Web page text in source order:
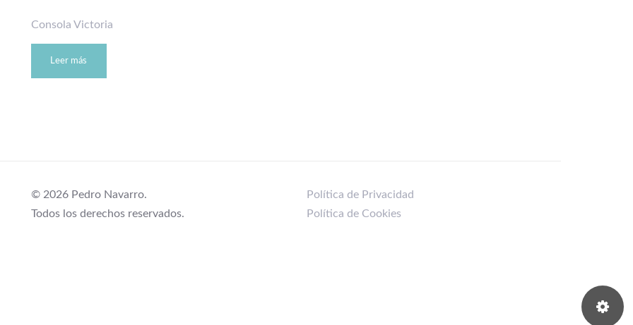
Consola Victoria
Leer más
© 2026 Pedro Navarro.
Todos los derechos reservados.
Política de Privacidad
Política de Cookies